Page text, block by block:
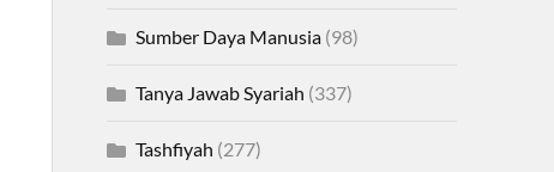
Sumber Daya Manusia(98)
Tanya Jawab Syariah (337)
Tashfiyah (277)